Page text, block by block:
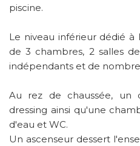
piscine.
Le niveau inférieur dédié
de 3 chambres, 2 salles
indépendants et de
Au rez de chaussée, un
dressing ainsi qu'une
d'eau et WC.
Un ascenseur dessert